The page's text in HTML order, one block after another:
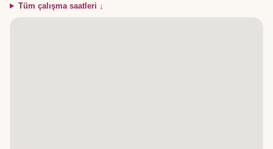
Tüm çalışma saatleri ↓